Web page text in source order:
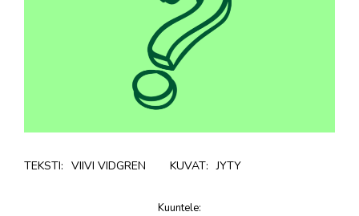
TEKSTI: VIIVI VIDGREN KUVAT: JYTY
Kuuntele: